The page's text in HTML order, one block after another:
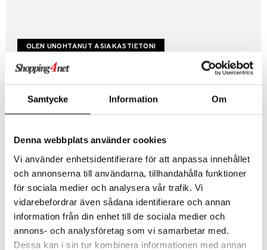
Samtycke Information Om
Denna webbplats använder cookies
Vi använder enhetsidentifierare för att anpassa innehållet
och annonserna till användarna, tillhandahålla funktioner
för sociala medier och analysera vår trafik. Vi
vidarebefordrar även sådana identifierare och annan
information från din enhet till de sociala medier och
annons- och analysföretag som vi samarbetar med.
Dessa kan i sin tur kombinera informationen med annan
Luo uusi asiakas
Hyviä tarjouksia
Kestotilaus
Arvostele tuotteita
Toivelistat
LUO ASIAKAS